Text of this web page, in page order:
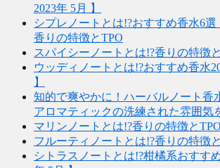
2023年 5月 】
シプレノートとは!?おすすめ香水6選
香りの特徴とTPO
スパイシーノートとは!?香りの特徴
ウッディノートとは!?おすすめ香水
】
知的で爽やかに！ハーバルノート香
アロマティックの洗練された雰囲気
マリンノートとは!?香りの特徴とTPO
フルーティノートとは!?香りの特徴
シトラスノートとは!?柑橘系おすす